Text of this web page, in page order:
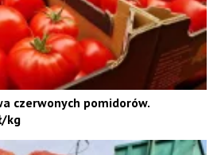
czerwonych pomidorów.
kg